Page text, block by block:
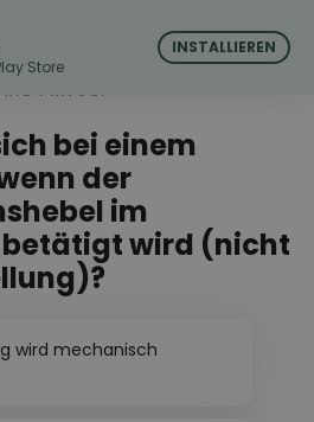
bei einem
der
im
wird (nicht
FRAGE:
wird mechanisch
Store
INSTALLIEREN